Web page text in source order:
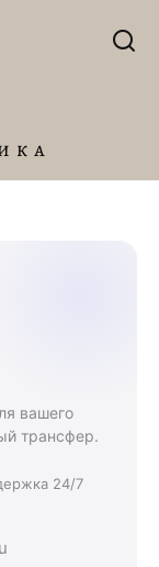
вашего
трансфер.
24/7